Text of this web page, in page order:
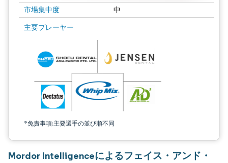
市場集中度 中
主要プレーヤー
*免責事項:主要選手の並び順不同
画像 © Mordor Intelligence。再利用にはCC BY 4.0の表示が必要です。
Mordor Intelligenceによるフェイス・アンド・